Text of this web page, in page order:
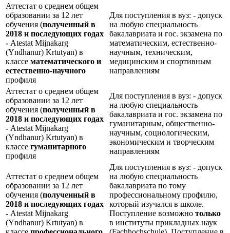
Аттестат о среднем общем
образовании за 12 лет
обучения (полученный в
2018 и последующих годах
- Atestat Mijnakarg
(Yndhanur) Krtutyan) в
классе математического и
естественно-научного
профиля
Для поступления в вуз: - допуск
на любую специальность
бакалавриата и гос. экзамена по
математическим, естественно-
научным, техническим,
медицинским и спортивным
направлениям
Аттестат о среднем общем
образовании за 12 лет
обучения (полученный в
2018 и последующих годах
- Atestat Mijnakarg
(Yndhanur) Krtutyan) в
классе гуманитарного
профиля
Для поступления в вуз: - допуск
на любую специальность
бакалавриата и гос. экзамена по
гуманитарным, общественно-
научным, социологическим,
экономическим и творческим
направлениям
Аттестат о среднем общем
образовании за 12 лет
обучения (полученный в
2018 и последующих годах
- Atestat Mijnakarg
(Yndhanur) Krtutyan) в
Для поступления в вуз: - допуск
на любую специальность
бакалавриата по тому
профессиональному профилю,
который изучался в школе.
Поступление возможно только
в институты прикладных наук